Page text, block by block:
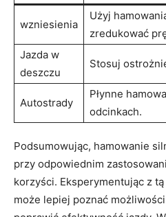
wzniesienia
Użyj
zredukować
Jazda w
deszczu
Stosuj
Autostrady
Płynne
odcinkach.
Podsumowując, hamowanie
przy odpowiednim
korzyści. Eksperymentując z
może lepiej poznać